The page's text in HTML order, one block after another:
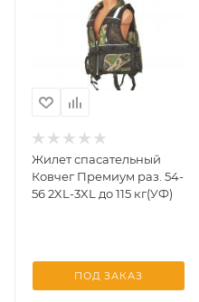
Жилет спасательный
Ковчег Премиум раз. 54-
56 2XL-3XL до 115 кг(УФ)
ПОД ЗАКАЗ